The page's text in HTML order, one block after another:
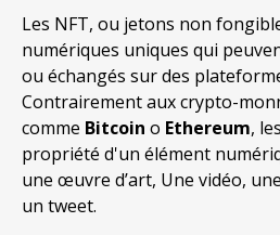
Les NFT, ou jetons non
numériques uniques qui
ou échangés sur des
Contrairement aux crypto-
comme Bitcoin o Ethereum,
propriété d'un élément
une œuvre d’art, Une vidéo,
un tweet.